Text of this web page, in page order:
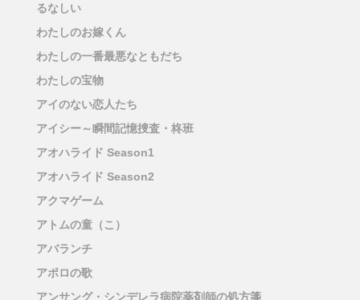
るなしい
わたしのお嫁くん
わたしの一番最悪なともだち
わたしの宝物
アイのない恋人たち
アイシー～瞬間記憶捜査・柊班
アオハライド Season1
アオハライド Season2
アクマゲーム
アトムの童（こ）
アバランチ
アポロの歌
アンサング・シンデレラ病院薬剤師の処方箋